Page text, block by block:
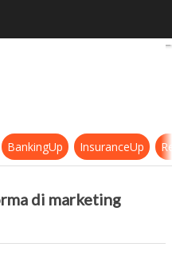
la piattaforma di
BankingUp InsuranceUp
di marketing